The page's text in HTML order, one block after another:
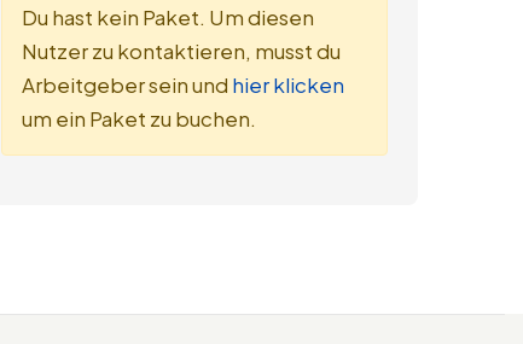
Du hast kein Paket. Um diesen
Nutzer zu kontaktieren, musst du
Arbeitgeber sein und hier klicken
um ein Paket zu buchen.